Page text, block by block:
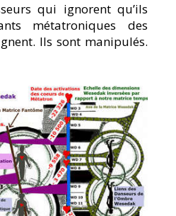
qui ignorent qu’ils
métatroniques des
Ils sont manipulés.